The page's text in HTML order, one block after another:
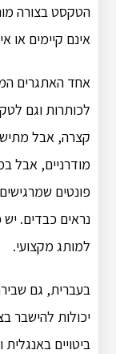
הטקסט בצורה
אינם קיימים או
אחד האתגרים
לכותרות וגם
קצרה, אבל
מודרניים, אבל
פונטים
נראים כבדים.
למותג מקצועי.
בעברית, גם
יכולות להישבר
ביטויים